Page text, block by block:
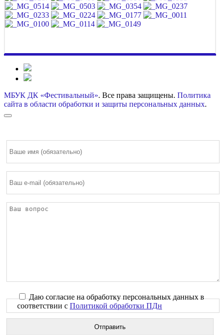
МБУК ДК «Фестивальный». Все права защищены. Политика
сайта в области обработки и защиты персональных данных.
Даю согласие на обработку персональных данных в
соответствии с Политикой обработки ПДн